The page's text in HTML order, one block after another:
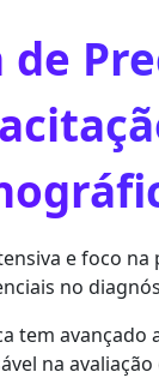
e foco
no
tem avançado
na